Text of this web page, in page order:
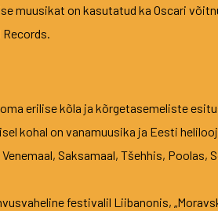
muusikat on kasutatud ka Oscari
erilise kõla ja kõrgetasemeliste
kohal on vanamuusika ja Eesti
Saksamaal, Tšehhis, Poolas,
festivalil Liibanonis,